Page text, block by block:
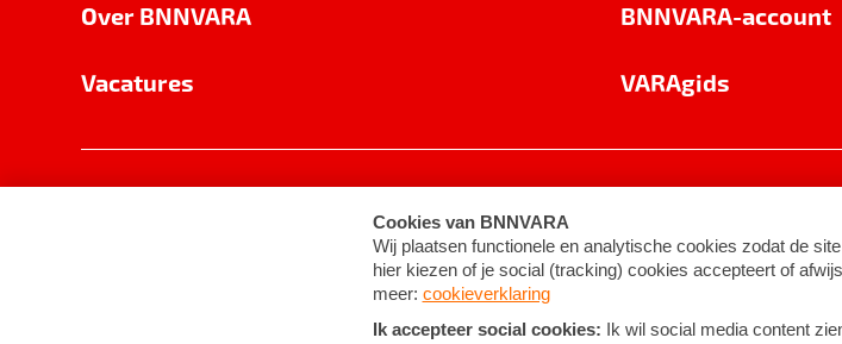
Over BNNVARA
Vacatures
BNNVARA-account
VARAgids
Cookie-instellingen Algemene voorwaarden ©2026BNNVARA